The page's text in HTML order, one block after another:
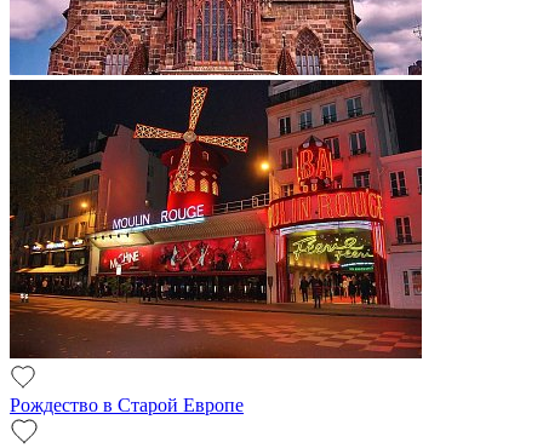
Рождество в Старой Европе